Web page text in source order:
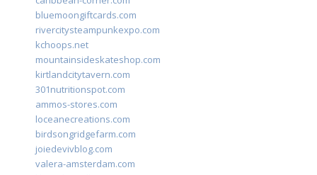
bluemoongiftcards.com
rivercitysteampunkexpo.com
kchoops.net
mountainsideskateshop.com
kirtlandcitytavern.com
301nutritionspot.com
ammos-stores.com
loceanecreations.com
birdsongridgefarm.com
joiedevivblog.com
valera-amsterdam.com